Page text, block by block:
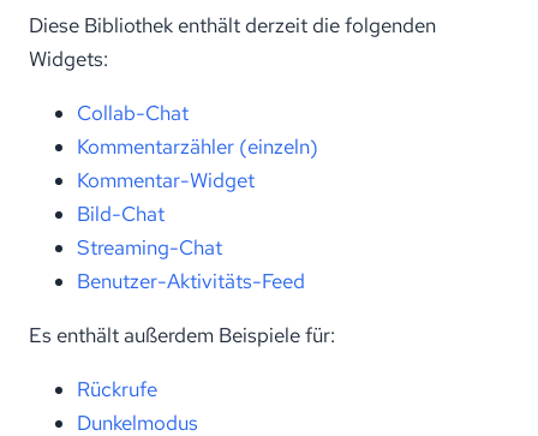
Diese Bibliothek enthält derzeit die folgenden
Widgets:
Collab-Chat
Kommentarzähler (einzeln)
Kommentar-Widget
Bild-Chat
Streaming-Chat
Benutzer-Aktivitäts-Feed
Es enthält außerdem Beispiele für:
Rückrufe
Dunkelmodus